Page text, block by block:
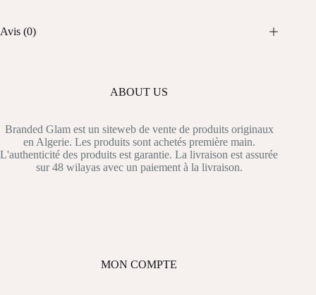
Avis (0)
ABOUT US
Branded Glam est un siteweb de vente de produits originaux
en Algerie. Les produits sont achetés première main.
L'authenticité des produits est garantie. La livraison est assurée
sur 48 wilayas avec un paiement à la livraison.
MON COMPTE